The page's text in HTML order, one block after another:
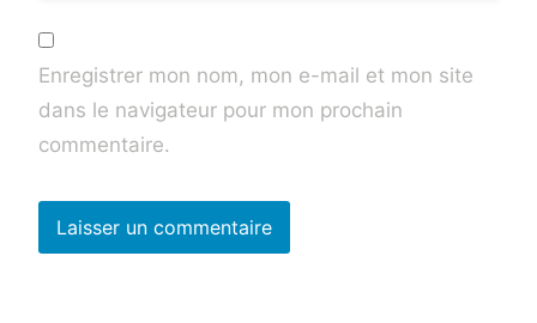
Enregistrer mon nom, mon e-mail et mon site
dans le navigateur pour mon prochain
commentaire.